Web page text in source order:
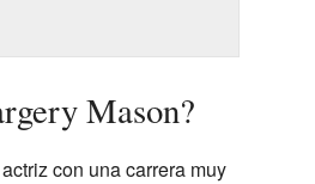
Mason?
con una carrera muy